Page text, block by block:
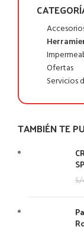
Ofertas
Servicios
TAMBIÉN TE
S/